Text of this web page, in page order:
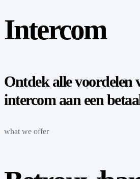
Intercom
Ontdek alle voordelen
intercom aan een
what we offer